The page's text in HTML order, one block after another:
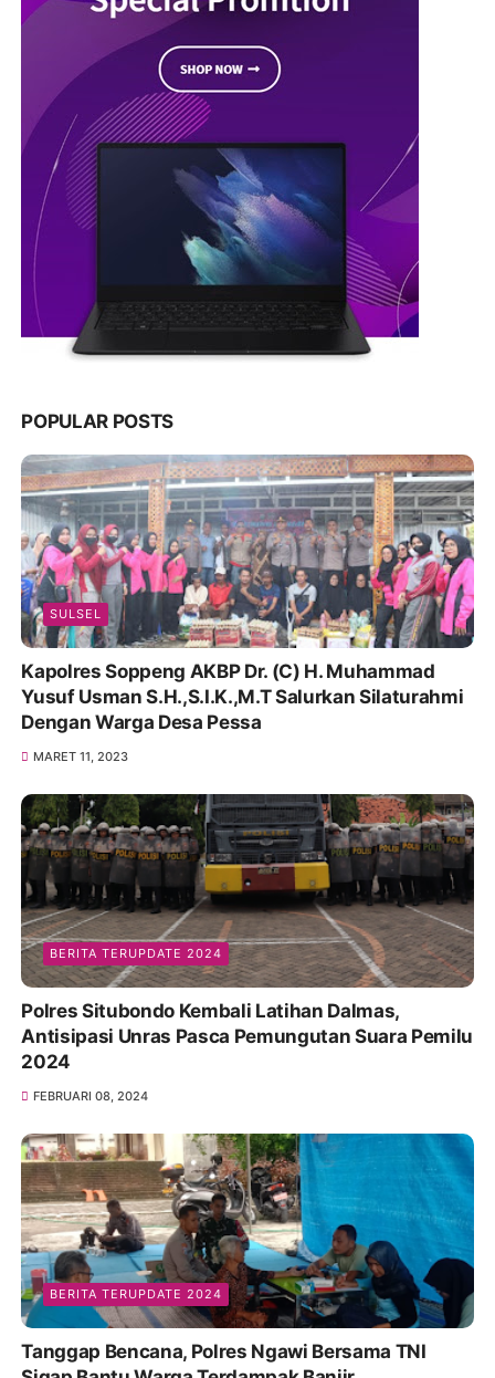
POPULAR POSTS
SULSEL
Kapolres Soppeng AKBP Dr. (C) H. Muhammad
Yusuf Usman S.H.,S.I.K.,M.T Salurkan Silaturahmi
Dengan Warga Desa Pessa
MARET 11, 2023
BERITA TERUPDATE 2024
Polres Situbondo Kembali Latihan Dalmas,
Antisipasi Unras Pasca Pemungutan Suara Pemilu
2024
FEBRUARI 08, 2024
BERITA TERUPDATE 2024
Tanggap Bencana, Polres Ngawi Bersama TNI